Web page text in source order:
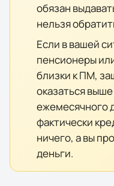
обязан
нельзя
Если в вашей
пенсионеры
близки к ПМ,
оказаться
ежемесячного
фактически
ничего, а вы
деньги.